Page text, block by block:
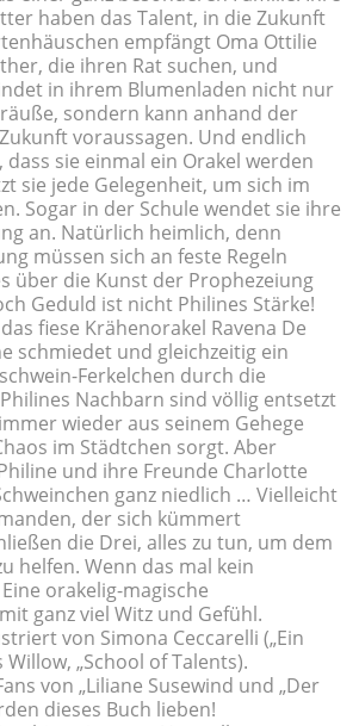
haben das Talent, in die Zukunft
empfängt Oma Ottilie
die ihren Rat suchen, und
in ihrem Blumenladen nicht nur
sondern kann anhand der
voraussagen. Und endlich
dass sie einmal ein Orakel werden
sie jede Gelegenheit, um sich im
Sogar in der Schule wendet sie ihre
an. Natürlich heimlich, denn
müssen sich an feste Regeln
über die Kunst der Prophezeiung
Geduld ist nicht Philines Stärke!
fiese Krähenorakel Ravena De
schmiedet und gleichzeitig ein
Ferkelchen durch die
Nachbarn sind völlig entsetzt
wieder aus seinem Gehege
im Städtchen sorgt. Aber
und ihre Freunde Charlotte
ganz niedlich … Vielleicht
der sich kümmert
die Drei, alles zu tun, um dem
helfen. Wenn das mal kein
orakelig-magische
ganz viel Witz und Gefühl.
von Simona Ceccarelli („Ein
„School of Talents).
von „Liliane Susewind und „Der
dieses Buch lieben!